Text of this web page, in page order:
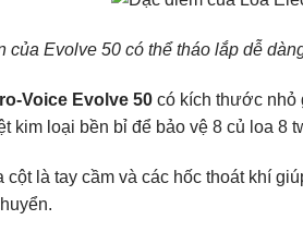
của Evolve 50 có thể tháo lắp dễ
Voice Evolve 50 có kích thước nhỏ
kim loại bền bỉ để bảo vệ 8 củ loa 8
cột là tay cầm và các hốc thoát khí